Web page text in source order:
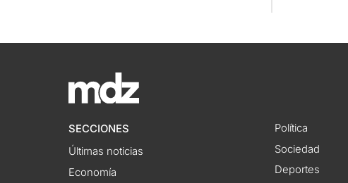
SECCIONES
Últimas noticias
Economía
Política
Sociedad
Deportes